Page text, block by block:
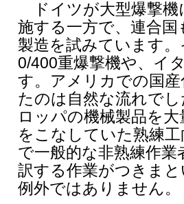
ドイツが大型爆撃機
施する一方で、連合
製造を試みています
0/400重爆撃機や、イ
す。アメリカでの国
たのは自然な流れで
ロッパの機械製品を
をこなしていた熟練
で一般的な非熟練作
訳する作業がつきま
例外ではありません。